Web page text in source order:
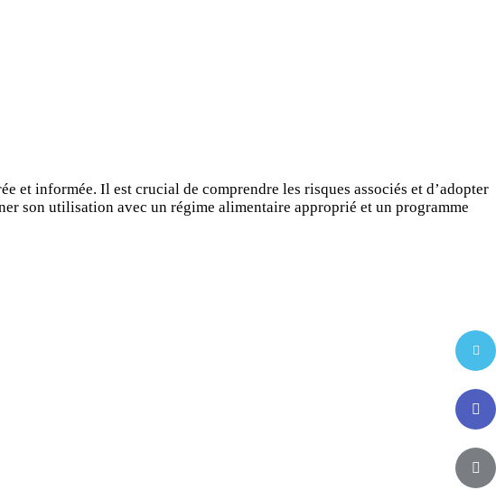
et informée. Il est crucial de comprendre les risques associés et d’adopter
son utilisation avec un régime alimentaire approprié et un programme